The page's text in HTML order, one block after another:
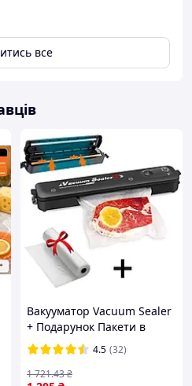
все
Вакууматор Vacuum Sealer
+ Подарунок Пакети в
рулоні 5м х 25см /
Вакуумний пакувальник /
Вакууматор для продуктів
4.5 (32)
1 721.43₴